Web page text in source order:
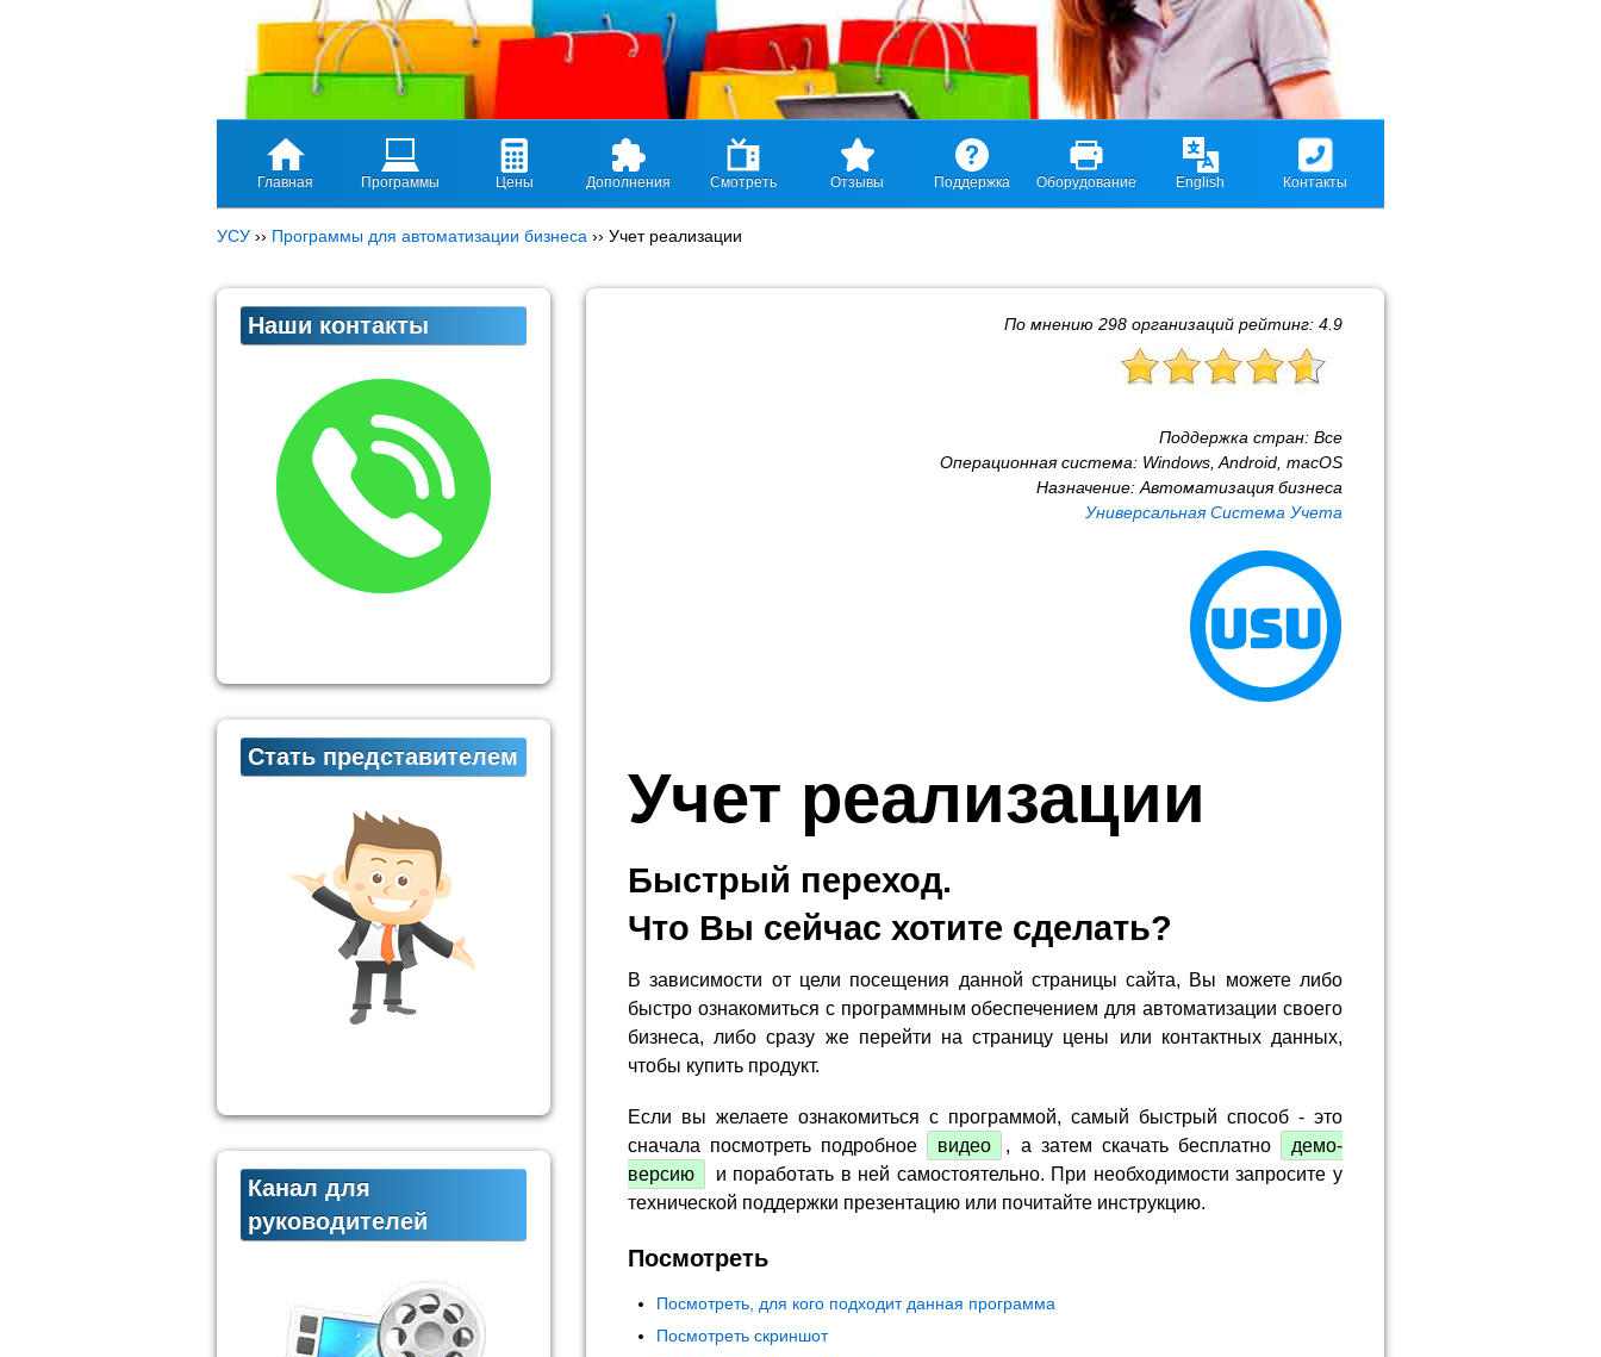
Главная Программы Цены Дополнения Смотреть Отзывы Поддержка Оборудование English Контакты
УСУ ›› Программы для автоматизации бизнеса ›› Учет реализации
По мнению 298 организаций рейтинг: 4.9
Поддержка стран: Все
Операционная система: Windows, Android, macOS
Назначение: Автоматизация бизнеса
Универсальная Система Учета
Учет реализации
Быстрый переход.
Что Вы сейчас хотите сделать?
В зависимости от цели посещения данной страницы сайта, Вы можете либо
быстро ознакомиться с программным обеспечением для автоматизации своего
бизнеса, либо сразу же перейти на страницу цены или контактных данных,
чтобы купить продукт.
Если вы желаете ознакомиться с программой, самый быстрый способ - это
сначала посмотреть подробное
видео , а затем скачать бесплатно
демо-
версию
и поработать в ней самостоятельно. При необходимости запросите у
технической поддержки презентацию или почитайте инструкцию.
Посмотреть
Посмотреть, для кого подходит данная программа
Посмотреть скриншот
Наши контакты
Стать представителем
Канал для
руководителей